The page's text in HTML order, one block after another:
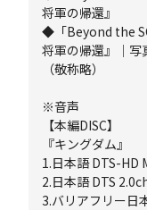
将軍の帰還』
◆「Beyond the
将軍の帰還』｜写
（敬称略）
※音声
【本編DISC】
『キングダム』
1.日本語 DTS-HD
2.日本語 DTS
3.バリアフリー日